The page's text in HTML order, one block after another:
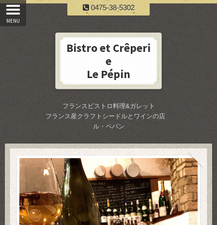
0475-38-5302
Bistro et Crêperi
e
Le Pépin
フランスビストロ料理&ガレット
フランス産クラフトシードルとワインの店
ル・ペパン